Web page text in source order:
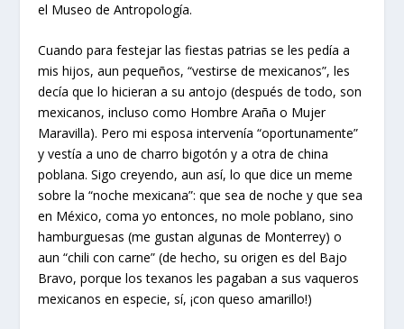
el Museo de Antropología.
Cuando para festejar las fiestas patrias se les pedía a
mis hijos, aun pequeños, “vestirse de mexicanos”, les
decía que lo hicieran a su antojo (después de todo, son
mexicanos, incluso como Hombre Araña o Mujer
Maravilla). Pero mi esposa intervenía “oportunamente”
y vestía a uno de charro bigotón y a otra de china
poblana. Sigo creyendo, aun así, lo que dice un meme
sobre la “noche mexicana”: que sea de noche y que sea
en México, coma yo entonces, no mole poblano, sino
hamburguesas (me gustan algunas de Monterrey) o
aun “chili con carne” (de hecho, su origen es del Bajo
Bravo, porque los texanos les pagaban a sus vaqueros
mexicanos en especie, sí, ¡con queso amarillo!)